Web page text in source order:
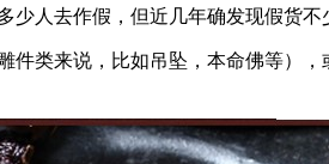
人去作假，但近几年确发现假货不
件类来说，比如吊坠，本命佛等）